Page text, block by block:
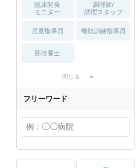
臨床開発
モニター
調理師/
調理スタッフ
児童指導員 機能訓練指導員
胚培養士
閉じる
フリーワード